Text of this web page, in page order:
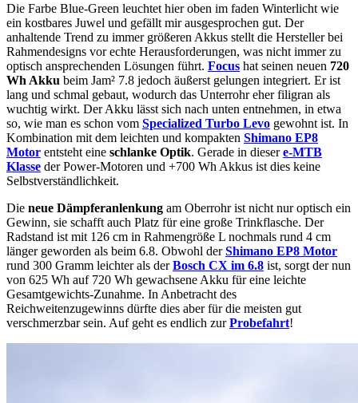
Die Farbe Blue-Green leuchtet hier oben im faden Winterlicht wie
ein kostbares Juwel und gefällt mir ausgesprochen gut. Der
anhaltende Trend zu immer größeren Akkus stellt die Hersteller bei
Rahmendesigns vor echte Herausforderungen, was nicht immer zu
optisch ansprechenden Lösungen führt. Focus hat seinen neuen 720
Wh Akku beim Jam² 7.8 jedoch äußerst gelungen integriert. Er ist
lang und schmal gebaut, wodurch das Unterrohr eher filigran als
wuchtig wirkt. Der Akku lässt sich nach unten entnehmen, in etwa
so, wie man es schon vom Specialized Turbo Levo gewohnt ist. In
Kombination mit dem leichten und kompakten Shimano EP8
Motor entsteht eine schlanke Optik. Gerade in diesere-MTB
Klasse der Power-Motoren und +700 Wh Akkus ist dies keine
Selbstverständlichkeit.
Die neue Dämpferanlenkung am Oberrohr ist nicht nur optisch ein
Gewinn, sie schafft auch Platz für eine große Trinkflasche. Der
Radstand ist mit 126 cm in Rahmengröße L nochmals rund 4 cm
länger geworden als beim 6.8. Obwohl derShimano EP8 Motor
rund 300 Gramm leichter als derBosch CX im 6.8 ist, sorgt der nun
von 625 Wh auf 720 Wh gewachsene Akku für eine leichte
Gesamtgewichts-Zunahme. In Anbetracht des
Reichweitenzugewinns dürfte dies aber für die meisten gut
verschmerzbar sein. Auf geht es endlich zurProbefahrt!